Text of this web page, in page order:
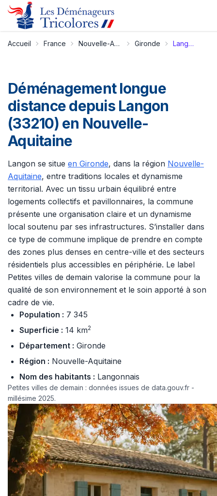
Accueil France Nouvelle-Aquitaine Gironde Langon
Déménagement longue
distance depuis Langon
(33210) en Nouvelle-
Aquitaine
Langon se situe en Gironde, dans la région Nouvelle-
Aquitaine, entre traditions locales et dynamisme
territorial. Avec un tissu urbain équilibré entre
logements collectifs et pavillonnaires, la commune
présente une organisation claire et un dynamisme
local soutenu par ses infrastructures. S’installer dans
ce type de commune implique de prendre en compte
des zones plus denses en centre-ville et des secteurs
résidentiels plus accessibles en périphérie. Le label
Petites villes de demain valorise la commune pour la
qualité de son environnement et le soin apporté à son
cadre de vie.
Population : 7 345
Superficie : 14 km2
Département : Gironde
Région : Nouvelle-Aquitaine
Nom des habitants : Langonnais
Petites villes de demain : données issues de data.gouv.fr -
millésime 2025.